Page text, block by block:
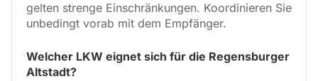
gelten strenge Einschränkungen. Koordinieren Sie
unbedingt vorab mit dem Empfänger.
Welcher LKW eignet sich für die Regensburger
Altstadt?